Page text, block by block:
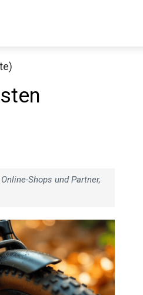
Shops und Partner,
Sale
Produkte im Sale bei Decathlon